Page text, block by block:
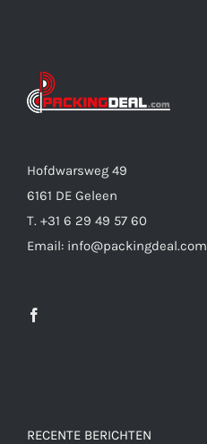
Hofdwarsweg 49
6161 DE Geleen
T. +31 6 29 49 57 60
Email: info@packingdeal.com
RECENTE BERICHTEN